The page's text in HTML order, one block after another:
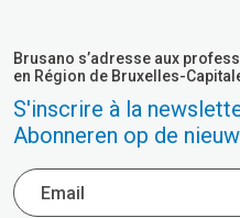
Brusano s’adresse aux
en Région de Bruxelles-
S'inscrire à la
Abonneren op de